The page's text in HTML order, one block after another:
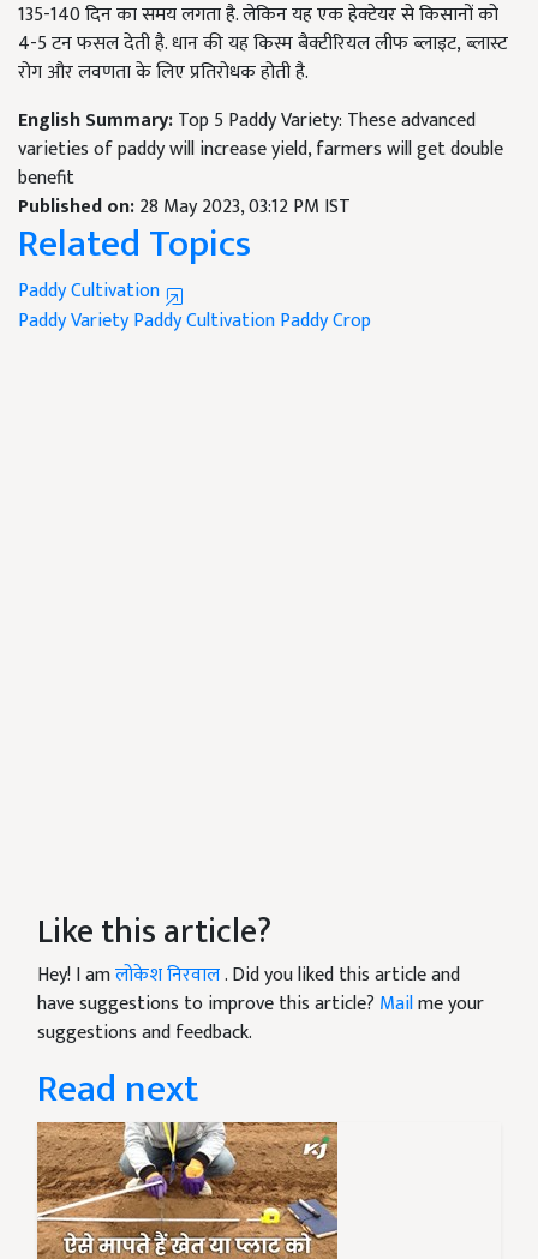
135-140दिन का समय लगता है. लेकिन यह एक हेक्टेयर से किसानों को
4-5टन फसल देती है. धान की यह किस्म बैक्टीरियल लीफ ब्लाइट, ब्लास्ट
रोग और लवणता के लिए प्रतिरोधक होती है.
English Summary:Top 5 Paddy Variety: These advanced
varieties of paddy will increase yield, farmers will get double
benefit
Published on:28 May 2023, 03:12 PM IST
Related Topics
Paddy Cultivation
Paddy VarietyPaddy CultivationPaddy Crop
Like this article?
Hey! I amलोकेश निरवाल. Did you liked this article and
have suggestions to improve this article? Mailme your
suggestions and feedback.
Read next